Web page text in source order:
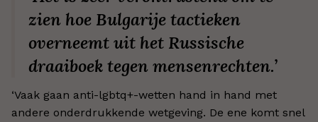
zien hoe Bulgarije tactieken
overneemt uit het Russische
draaiboek tegen mensenrechten.’
‘Vaak gaan anti-lgbtq+-wetten hand in hand met
andere onderdrukkende wetgeving. De ene komt snel